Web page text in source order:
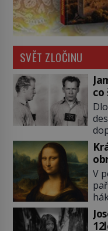
SVĚT ZLOČINU
co
po
na
V